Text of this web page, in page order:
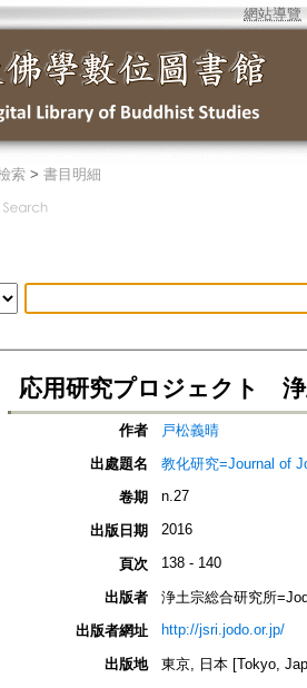
網站導覽
索 > 書目明細
応用研究プロジェクト 浄
作者
戸松義晴
出處題名
教化研究=Journal of
卷期
n.27
出版日期 2016
頁次 138 - 140
出版者
浄土宗総合研究所
出版者網址
http://jsri.jodo.or.jp/
出版地
東京, 日本 [Tokyo,